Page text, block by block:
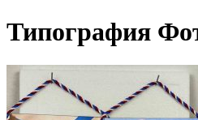
Типография